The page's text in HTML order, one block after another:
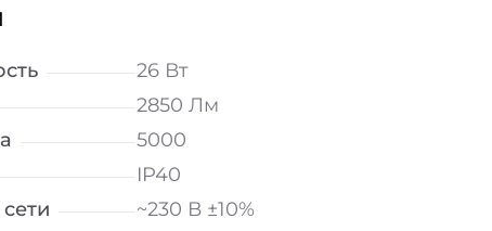
26 Вт
2850 Лм
5000
IP40
~230 В ±10%